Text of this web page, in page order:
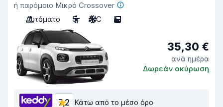
ή παρόμοιο Μικρό Crossover
Αυτόματο
5 A/C 5
35,30 €
ανά ημέρα
Δωρεάν ακύρωση
7,2 Κάτω από το μέσο όρο